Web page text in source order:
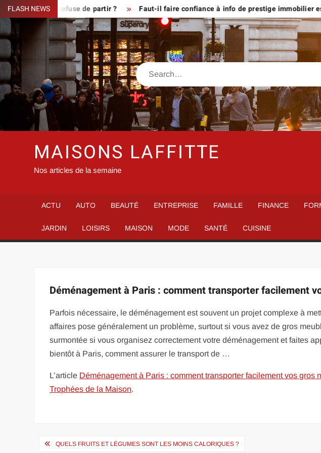
Skip
to
content
FLASH NEWS
le fermier refuse de partir ? Faut-il faire confiance à info de prestige immobilier
Search
MAISONS LAFFITTE
Nos articles de la semaine
ACTU AUTO BEAUTÉ ENTREPRISE FAMILLE FINANCE
JARDIN LOISIRS MAISON MODE SANTÉ CUISINE
Déménagement à Paris : comment transporter facilement
Parfois nécessaire, le déménagement est souvent un projet complexe à
affaires pose généralement un problème, surtout si vous avez de gros
surmontée si vous organisez correctement votre déménagement et faites
bientôt à Paris, comment assurer le transport de …
L’article Déménagement à Paris : comment transporter facilement vos gros
Trophées de la Maison.
Navigation
QUELS FRUITS ET LÉGUMES SONT LES MOINS CALORIQUES ?